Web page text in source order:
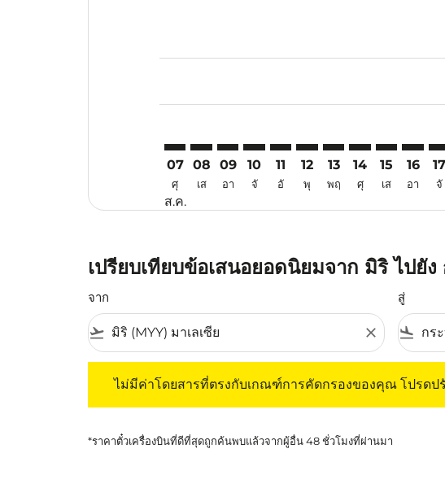
07
ศุ
ส.ค.
08
เส
09
อา
10
จั
11
อั
12
พุ
13
พฤ
14
ศุ
15
เส
16
อา
17
จั
เปรียบเทียบข้อเสนอยอดนิยมจาก มิริ ไปยัง
จาก
flight_takeoff close
สู่
flight_land
ไม่มีค่าโดยสารที่ตรงกับเกณฑ์การคัดกรองของคุณ โปรด
*ราคาตั๋วเครื่องบินที่ดีที่สุดถูกค้นพบแล้วจากผู้อื่น 48 ชั่วโมงที่ผ่านมา